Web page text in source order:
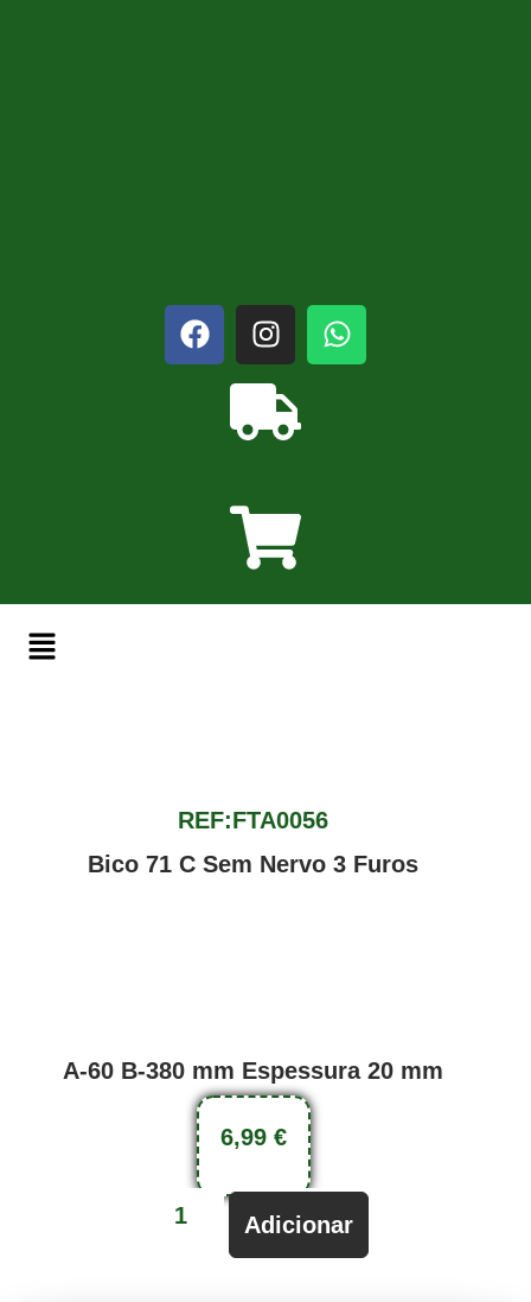
REF:FTA0056
Bico 71 C Sem Nervo 3 Furos
A-60 B-380 mm Espessura 20 mm
6,99 €
Adicionar